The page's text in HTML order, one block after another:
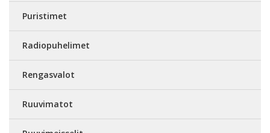
Puristimet
Radiopuhelimet
Rengasvalot
Ruuvimatot